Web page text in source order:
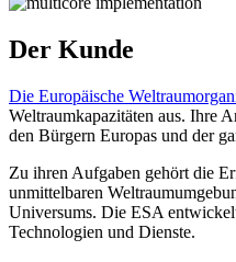
Der Kunde
Die Europäische
Weltraumkapazitäten aus. Ihre
den Bürgern Europas und der
Zu ihren Aufgaben gehört die
unmittelbaren
Universums. Die ESA
Technologien und Dienste.